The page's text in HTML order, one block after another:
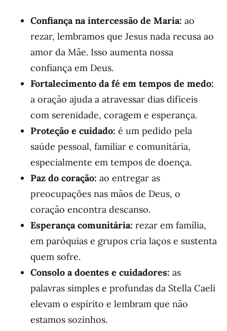
Confiança na intercessão de Maria: ao
rezar, lembramos que Jesus nada recusa ao
amor da Mãe. Isso aumenta nossa
confiança em Deus.
Fortalecimento da fé em tempos de medo:
a oração ajuda a atravessar dias difíceis
com serenidade, coragem e esperança.
Proteção e cuidado: é um pedido pela
saúde pessoal, familiar e comunitária,
especialmente em tempos de doença.
Paz do coração: ao entregar as
preocupações nas mãos de Deus, o
coração encontra descanso.
Esperança comunitária: rezar em família,
em paróquias e grupos cria laços e sustenta
quem sofre.
Consolo a doentes e cuidadores: as
palavras simples e profundas da Stella Caeli
elevam o espírito e lembram que não
estamos sozinhos.